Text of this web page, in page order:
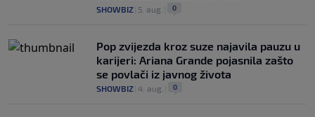
SHOWBIZ 5. aug. 0
Pop zvijezda kroz suze najavila pauzu u
karijeri: Ariana Grande pojasnila zašto
se povlači iz javnog života
SHOWBIZ 4. aug. 0